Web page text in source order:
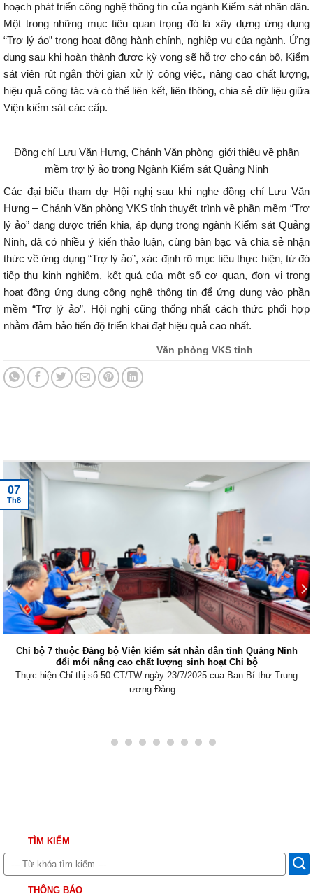
hoạch phát triển công nghệ thông tin của ngành Kiểm sát nhân dân.
Một trong những mục tiêu quan trọng đó là xây dựng ứng dụng
“Trợ lý ảo” trong hoạt động hành chính, nghiệp vụ của ngành. Ứng
dụng sau khi hoàn thành được kỳ vọng sẽ hỗ trợ cho cán bộ, Kiểm
sát viên rút ngắn thời gian xử lý công việc, nâng cao chất lượng,
hiệu quả công tác và có thể liên kết, liên thông, chia sẻ dữ liệu giữa
Viện kiểm sát các cấp.
Đồng chí Lưu Văn Hưng, Chánh Văn phòng giới thiệu về phần
mềm trợ lý ảo trong Ngành Kiểm sát Quảng Ninh
Các đại biểu tham dự Hội nghị sau khi nghe đồng chí Lưu Văn
Hưng – Chánh Văn phòng VKS tỉnh thuyết trình về phần mềm “Trợ
lý ảo” đang được triển khia, áp dụng trong ngành Kiểm sát Quảng
Ninh, đã có nhiều ý kiến thảo luận, cùng bàn bạc và chia sẻ nhận
thức về ứng dụng “Trợ lý ảo”, xác định rõ mục tiêu thực hiện, từ đó
tiếp thu kinh nghiệm, kết quả của một số cơ quan, đơn vị trong
hoạt động ứng dụng công nghệ thông tin để ứng dụng vào phần
mềm “Trợ lý ảo”. Hội nghị cũng thống nhất cách thức phối hợp
nhằm đảm bảo tiến độ triển khai đạt hiệu quả cao nhất.
Văn phòng VKS tỉnh
Chi bộ 7 thuộc Đảng bộ Viện kiểm sát nhân dân tỉnh Quảng Ninh
đổi mới nâng cao chất lượng sinh hoạt Chi bộ
Thực hiện Chỉ thị số 50-CT/TW ngày 23/7/2025 cua Ban Bí thư Trung
ương Đảng...
07
Th8
TÌM KIẾM
THÔNG BÁO